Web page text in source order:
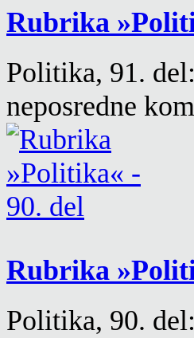
Rubrika
Politika, 91.
neposredne
Rubrika
Politika, 90.